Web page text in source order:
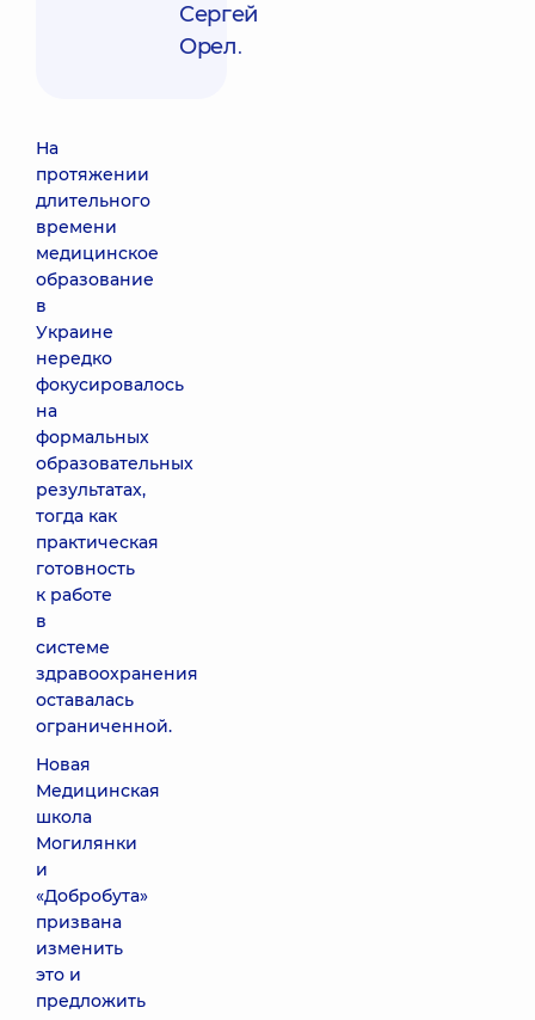
Сергей
Орел.
На
протяжении
длительного
времени
медицинское
образование
в
Украине
нередко
фокусировалось
на
формальных
образовательных
результатах,
тогда как
практическая
готовность
к работе
в
системе
здравоохранения
оставалась
ограниченной.
Новая
Медицинская
школа
Могилянки
и
«Добробута»
призвана
изменить
это и
предложить